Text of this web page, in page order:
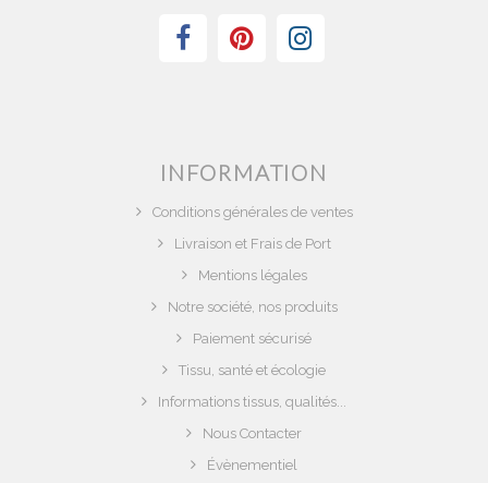
INFORMATION
Conditions générales de ventes
Livraison et Frais de Port
Mentions légales
Notre société, nos produits
Paiement sécurisé
Tissu, santé et écologie
Informations tissus, qualités...
Nous Contacter
Évènementiel